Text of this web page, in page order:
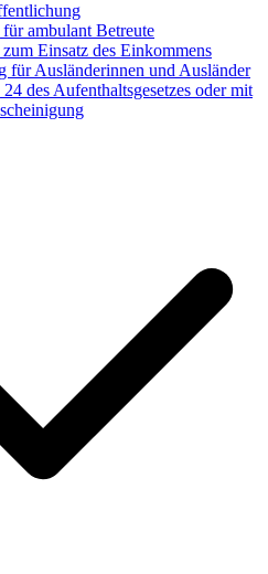
ambulant Betreute
Einsatz des Einkommens
für Ausländerinnen und Ausländer
des Aufenthaltsgesetzes oder mit